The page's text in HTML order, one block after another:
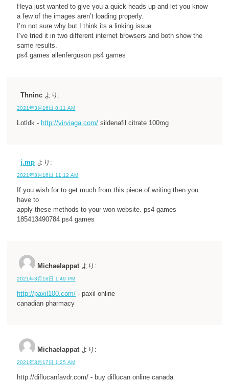
Heya just wanted to give you a quick heads up and let you know
a few of the images aren’t loading properly.
I’m not sure why but I think its a linking issue.
I’ve tried it in two different internet browsers and both show the
same results.
ps4 games allenferguson ps4 games
Thninc より:
2021年3月16日 8:11 AM
Lotldk - http://virviaga.com/ sildenafil citrate 100mg
j.mp より:
2021年3月16日 11:12 AM
If you wish for to get much from this piece of writing then you
have to
apply these methods to your won website. ps4 games
185413490784 ps4 games
Michaelappat より:
2021年3月16日 1:49 PM
http://paxil100.com/ - paxil online
canadian pharmacy
Michaelappat より:
2021年3月17日 1:25 AM
http://diflucanfavdr.com/ - buy diflucan online canada